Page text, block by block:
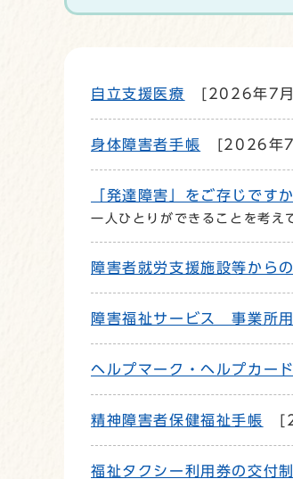
自立支援医療 [2026年7
身体障害者手帳 [2026年
「発達障害」をご存じですか
一人ひとりができることを考え
障害者就労支援施設等から
障害福祉サービス 事業所
ヘルプマーク・ヘルプカード
精神障害者保健福祉手帳
福祉タクシー利用券の交付